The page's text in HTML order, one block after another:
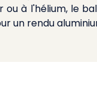
à l'hélium, le
un rendu